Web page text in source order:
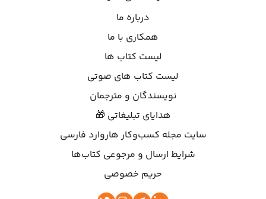
درباره ما
همکاری با ما
لیست کتاب ها
لیست کتاب های صوتی
نویسندگان و مترجمان
هدایای تبلیغاتی 🎁
سایت مجله کسب‌وکار هاروارد فارسی
شرایط ارسال و مرجوعی کتاب‌ها
حریم خصوصی